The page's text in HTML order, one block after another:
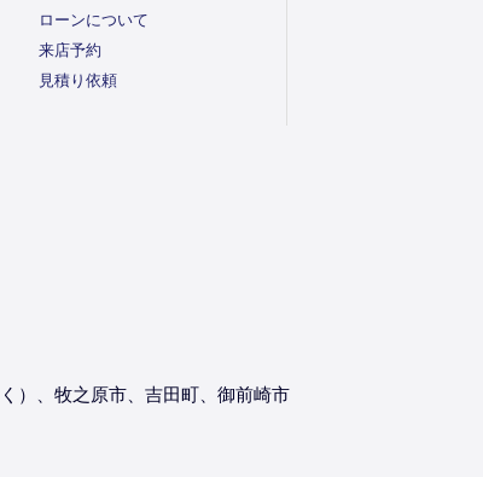
ローンについて
来店予約
見積り依頼
）、牧之原市、吉田町、御前崎市